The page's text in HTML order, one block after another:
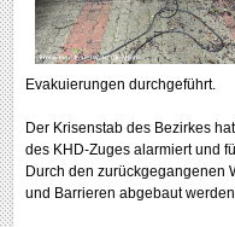
Evakuierungen durchgeführt.
Der Krisenstab des Bezirkes
des KHD-Zuges alarmiert und
Durch den zurückgegangenen
und Barrieren abgebaut